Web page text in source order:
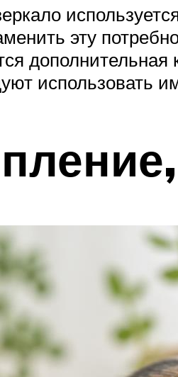
эту
использовать